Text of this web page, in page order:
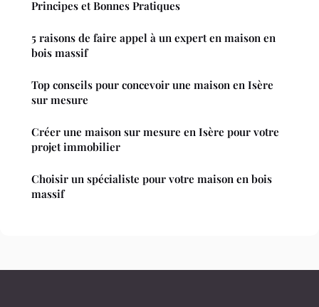
Principes et Bonnes Pratiques
5 raisons de faire appel à un expert en maison en
bois massif
Top conseils pour concevoir une maison en Isère
sur mesure
Créer une maison sur mesure en Isère pour votre
projet immobilier
Choisir un spécialiste pour votre maison en bois
massif